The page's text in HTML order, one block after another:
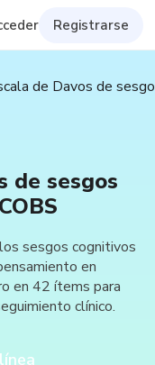
Registrarse
de Davos de
de sesgos
sesgos cognitivos
en
en 42 ítems para
clínico.